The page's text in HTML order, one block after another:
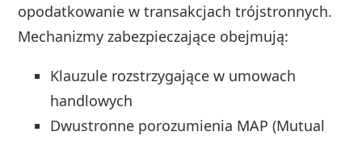
opodatkowanie w transakcjach trójstronnych.
Mechanizmy zabezpieczające obejmują:
Klauzule rozstrzygające w umowach
handlowych
Dwustronne porozumienia MAP (Mutual